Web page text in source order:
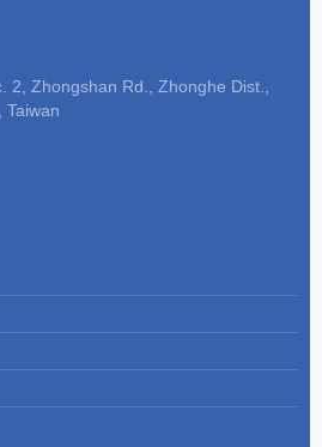
2, Zhongshan Rd., Zhonghe Dist.,
Taiwan